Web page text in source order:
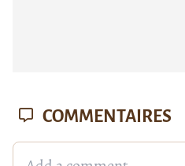
COMMENTAIRES